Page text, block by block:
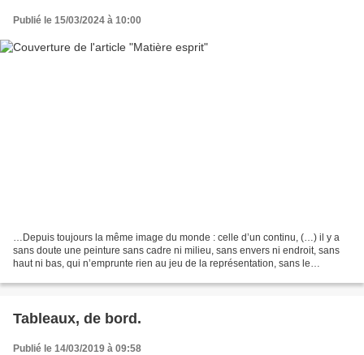
Publié le 15/03/2024 à 10:00
…Depuis toujours la même image du monde : celle d’un continu, (…) il y a
sans doute une peinture sans cadre ni milieu, sans envers ni endroit, sans
haut ni bas, qui n’emprunte rien au jeu de la représentation, sans le
Tableaux, de bord.
Publié le 14/03/2019 à 09:58